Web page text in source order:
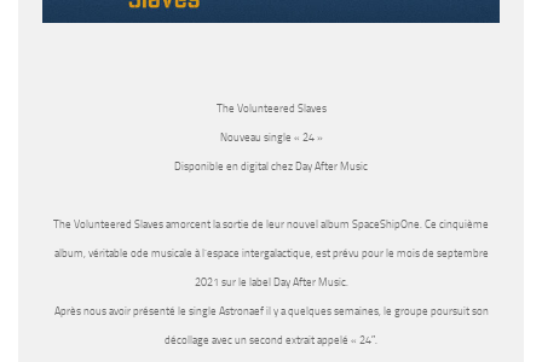
The Volunteered Slaves
Nouveau single « 24 »
Disponible en digital chez Day After Music
The Volunteered Slaves amorcent la sortie de leur nouvel album SpaceShipOne. Ce cinquième
album, véritable ode musicale à l’espace intergalactique, est prévu pour le mois de septembre
2021 sur le label Day After Music.
Après nous avoir présenté le single Astronaefil y a quelques semaines, le groupe poursuit son
décollage avec un second extrait appelé « 24″.